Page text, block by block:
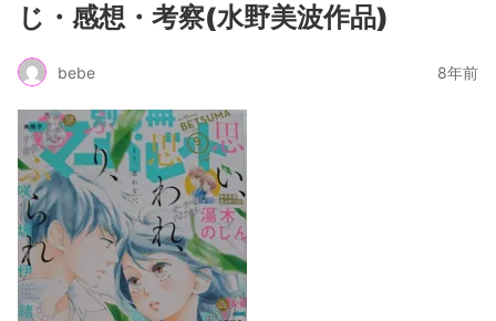
じ・感想・考察(水野美波作品)
bebe 8年前